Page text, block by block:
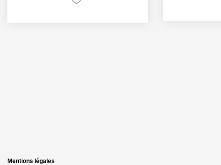
Mentions légales